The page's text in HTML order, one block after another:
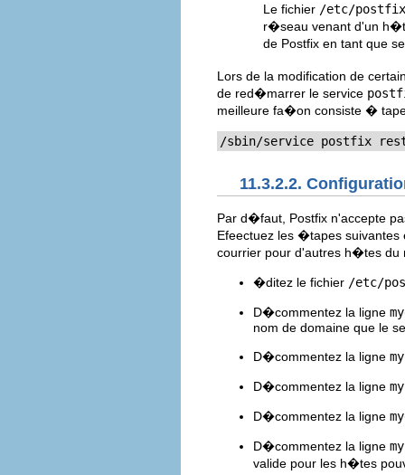
Le fichier /etc/
r�seau venant d'un
de Postfix en tant que
Lors de la modification de
de red�marrer le service
meilleure fa�on consiste �
/sbin/service postfix
11.3.2.2.
Par d�faut, Postfix n'accepte
Efeectuez les �tapes
courrier pour d'autres h�tes
�ditez le fichier /etc/
D�commentez la ligne
nom de domaine que le
D�commentez la ligne
D�commentez la ligne
D�commentez la ligne
D�commentez la ligne
valide pour les h�tes